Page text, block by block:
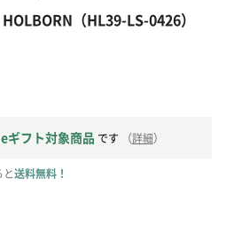
（HL39-LS-0426）
eギフト対象商品 です （詳細）
送料無料！